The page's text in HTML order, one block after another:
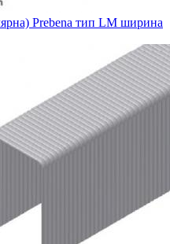
Prebena тип LM ширина